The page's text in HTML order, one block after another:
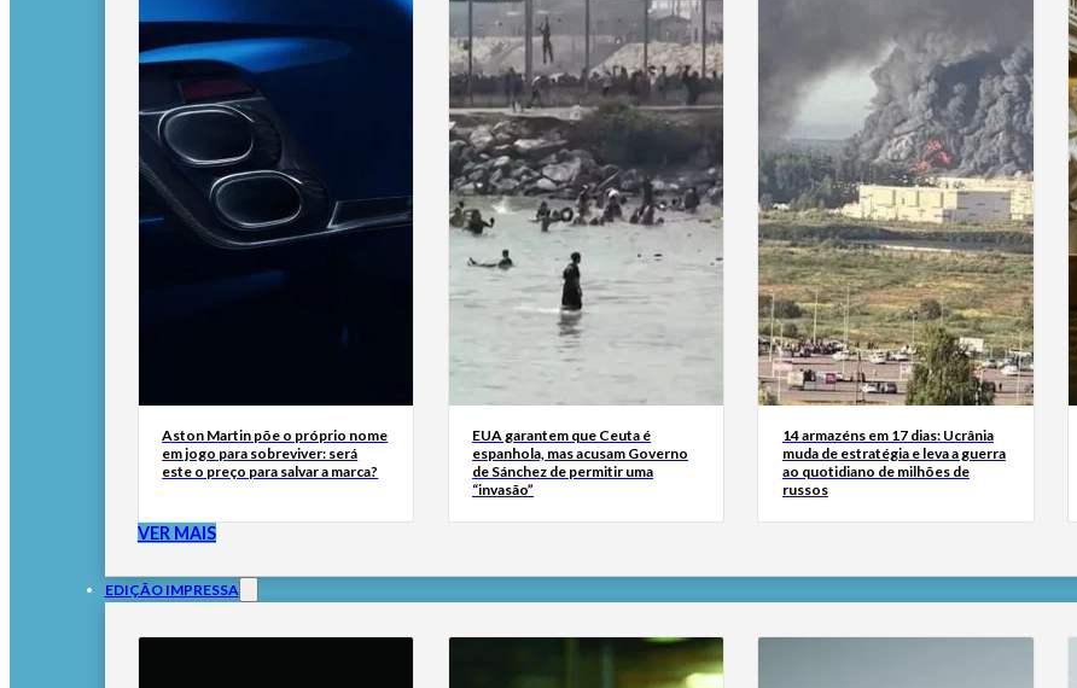
Aston Martin põe o próprio nome
em jogo para sobreviver: será
este o preço para salvar a marca?
EUA garantem que Ceuta é
espanhola, mas acusam Governo
de Sánchez de permitir uma
“invasão”
14 armazéns em 17 dias: Ucrânia
muda de estratégia e leva a guerra
ao quotidiano de milhões de
russos
VER MAIS
EDIÇÃO IMPRESSA